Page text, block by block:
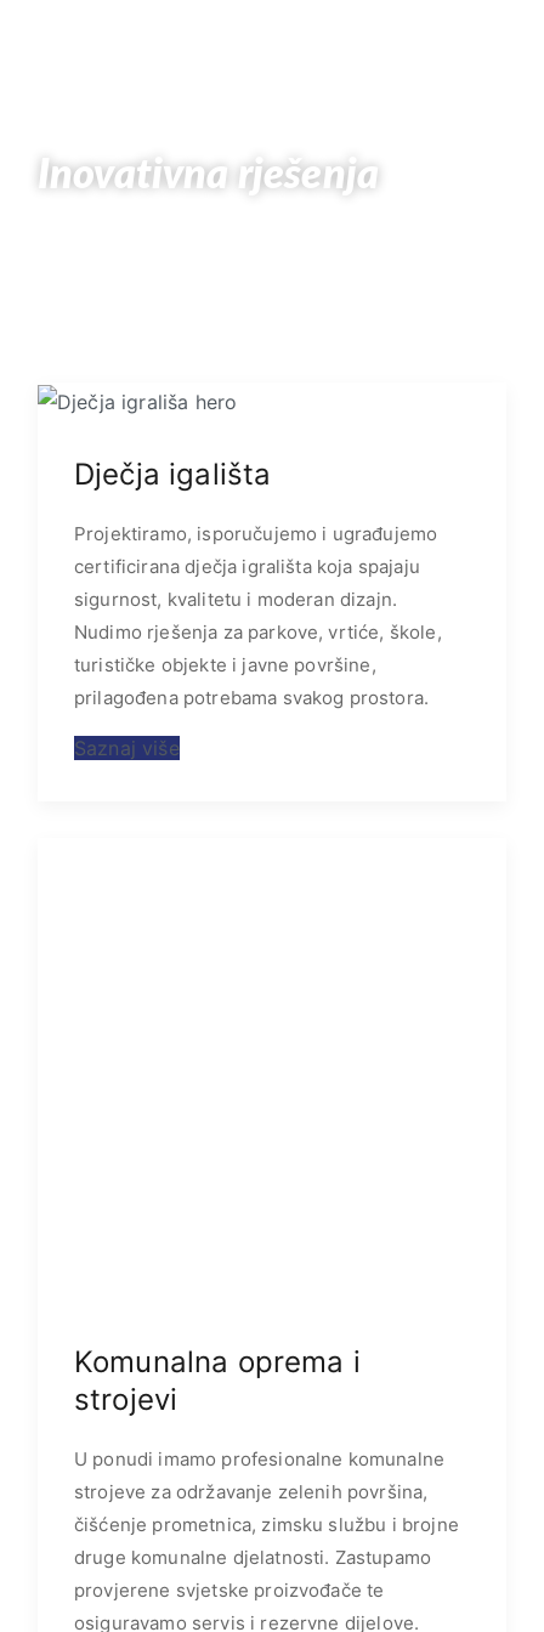
Inovativna rješenja
Dječja igališta
Projektiramo, isporučujemo i ugrađujemo
certificirana dječja igrališta koja spajaju
sigurnost, kvalitetu i moderan dizajn.
Nudimo rješenja za parkove, vrtiće, škole,
turističke objekte i javne površine,
prilagođena potrebama svakog prostora.
Saznaj više
Komunalna oprema i
strojevi
U ponudi imamo profesionalne komunalne
strojeve za održavanje zelenih površina,
čišćenje prometnica, zimsku službu i brojne
druge komunalne djelatnosti. Zastupamo
provjerene svjetske proizvođače te
osiguravamo servis i rezervne dijelove.